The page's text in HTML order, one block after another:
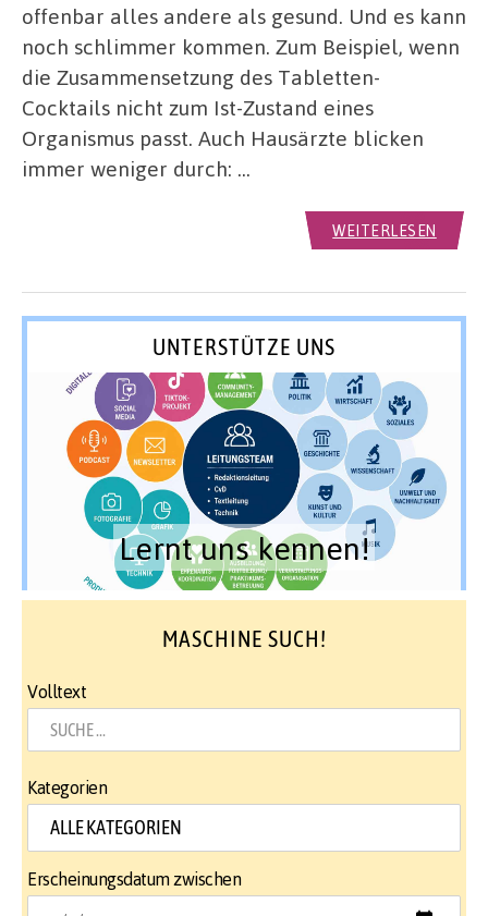
offenbar alles andere als gesund. Und es kann
noch schlimmer kommen. Zum Beispiel, wenn
die Zusammensetzung des Tabletten-
Cocktails nicht zum Ist-Zustand eines
Organismus passt. Auch Hausärzte blicken
immer weniger durch: …
WEITERLESEN
UNTERSTÜTZE UNS
Lernt uns kennen!
MASCHINE SUCH!
Volltext
Kategorien
Erscheinungsdatum zwischen